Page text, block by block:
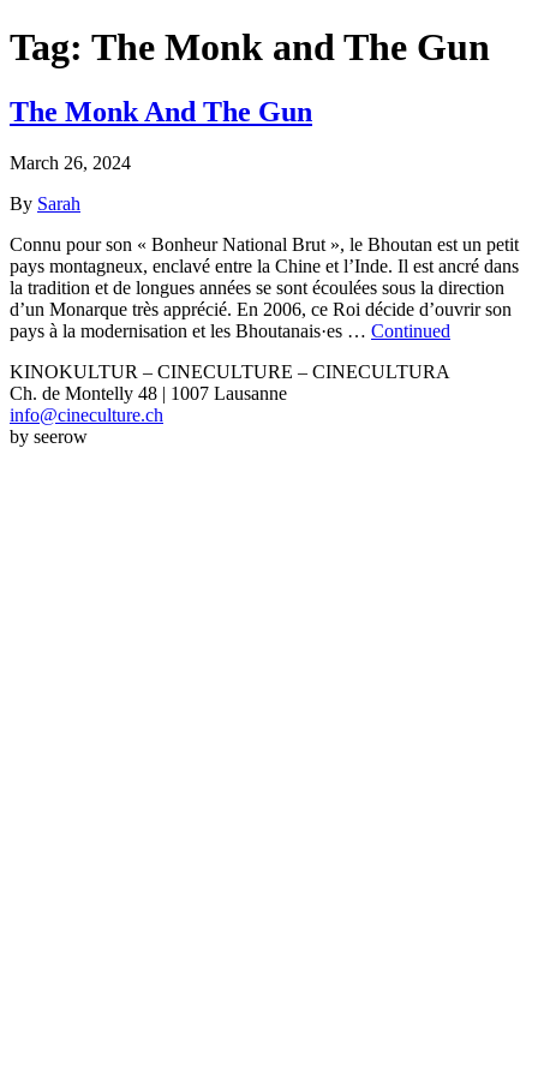
Tag: The Monk and The Gun
The Monk And The Gun
March 26, 2024
By Sarah
Connu pour son « Bonheur National Brut », le Bhoutan est un petit
pays montagneux, enclavé entre la Chine et l’Inde. Il est ancré dans
la tradition et de longues années se sont écoulées sous la direction
d’un Monarque très apprécié. En 2006, ce Roi décide d’ouvrir son
pays à la modernisation et les Bhoutanais·es … Continued
KINOKULTUR – CINECULTURE – CINECULTURA
Ch. de Montelly 48 | 1007 Lausanne
info@cineculture.ch
by seerow